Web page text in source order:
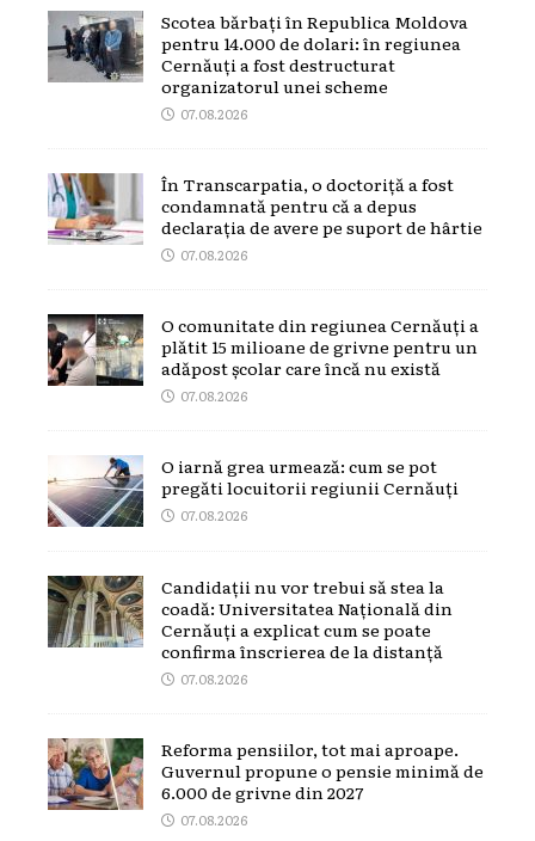
Scotea bărbați în Republica Moldova
pentru 14.000 de dolari: în regiunea
Cernăuți a fost destructurat
organizatorul unei scheme
07.08.2026
În Transcarpatia, o doctoriță a fost
condamnată pentru că a depus
declarația de avere pe suport de hârtie
07.08.2026
O comunitate din regiunea Cernăuți a
plătit 15 milioane de grivne pentru un
adăpost școlar care încă nu există
07.08.2026
O iarnă grea urmează: cum se pot
pregăti locuitorii regiunii Cernăuți
07.08.2026
Candidații nu vor trebui să stea la
coadă: Universitatea Națională din
Cernăuți a explicat cum se poate
confirma înscrierea de la distanță
07.08.2026
Reforma pensiilor, tot mai aproape.
Guvernul propune o pensie minimă de
6.000 de grivne din 2027
07.08.2026